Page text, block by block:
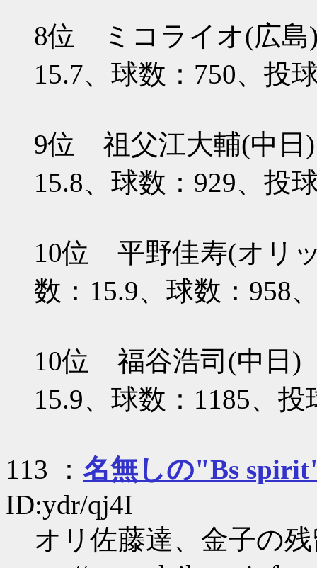
8位 ミコライオ(広
15.7、球数：750、投
9位 祖父江大輔(中
15.8、球数：929、投
10位 平野佳寿(オリ
数：15.9、球数：958
10位 福谷浩司(中日)
15.9、球数：1185、
113 ： 名無しの"Bs
ID:ydr/qj4I
オリ佐藤達、金子の